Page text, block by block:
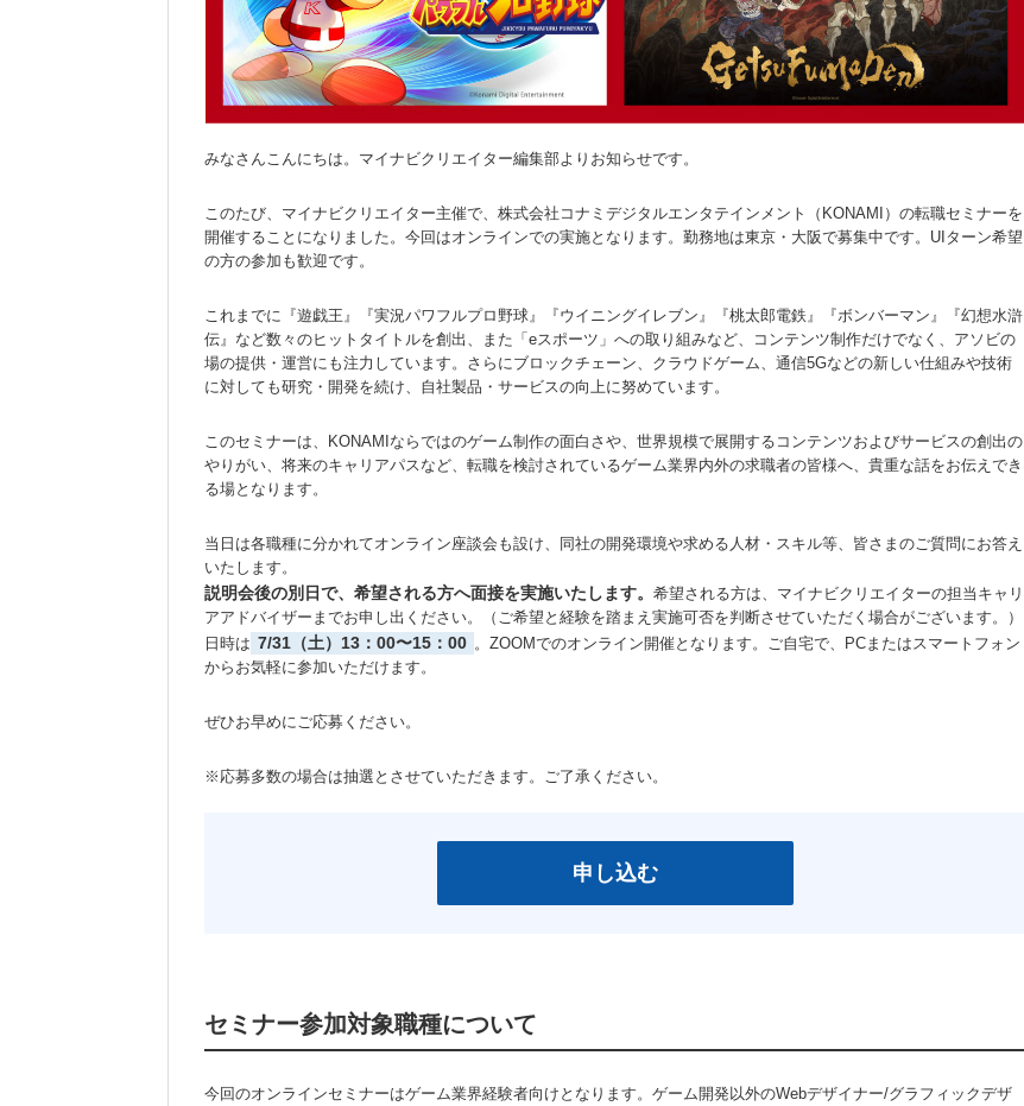
みなさんこんにちは。マイナビクリエイター編集部よりお知らせです。
このたび、マイナビクリエイター主催で、株式会社コナミデジタルエンタテインメント（KONAMI）の転職セミナーを
開催することになりました。今回はオンラインでの実施となります。勤務地は東京・大阪で募集中です。UIターン希望
の方の参加も歓迎です。
これまでに『遊戯王』『実況パワフルプロ野球』『ウイニングイレブン』『桃太郎電鉄』『ボンバーマン』『幻想水滸
伝』など数々のヒットタイトルを創出、また「eスポーツ」への取り組みなど、コンテンツ制作だけでなく、アソビの
場の提供・運営にも注力しています。さらにブロックチェーン、クラウドゲーム、通信5Gなどの新しい仕組みや技術
に対しても研究・開発を続け、自社製品・サービスの向上に努めています。
このセミナーは、KONAMIならではのゲーム制作の面白さや、世界規模で展開するコンテンツおよびサービスの創出の
やりがい、将来のキャリアパスなど、転職を検討されているゲーム業界内外の求職者の皆様へ、貴重な話をお伝えでき
る場となります。
当日は各職種に分かれてオンライン座談会も設け、同社の開発環境や求める人材・スキル等、皆さまのご質問にお答え
いたします。
説明会後の別日で、希望される方へ面接を実施いたします。 希望される方は、マイナビクリエイターの担当キャリ
アアドバイザーまでお申し出ください。（ご希望と経験を踏まえ実施可否を判断させていただく場合がございます。）
日時は 7/31（土）13：00〜15：00 。ZOOMでのオンライン開催となります。ご自宅で、PCまたはスマートフォン
からお気軽に参加いただけます。
ぜひお早めにご応募ください。
※応募多数の場合は抽選とさせていただきます。ご了承ください。
申し込む
セミナー参加対象職種について
今回のオンラインセミナーはゲーム業界経験者向けとなります。ゲーム開発以外のWebデザイナー/グラフィックデザ